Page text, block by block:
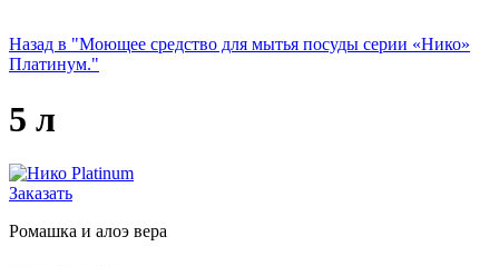
Назад в "Моющее средство для мытья посуды серии «Нико»
Платинум."
5 л
Заказать
Ромашка и алоэ вера